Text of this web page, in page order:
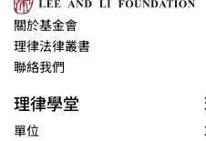
關於基金會
理律法律叢書
聯絡我們
理律學堂
單位